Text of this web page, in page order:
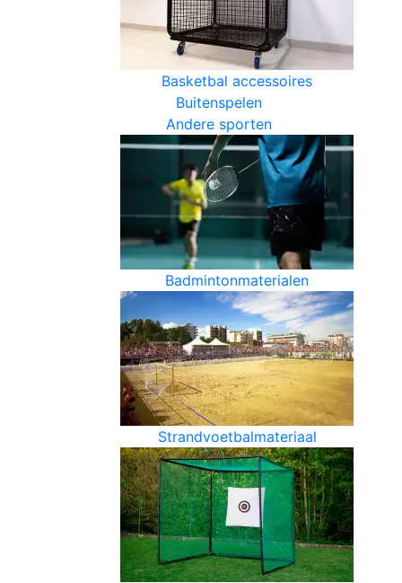
Basketbal accessoires
Buitenspelen
Andere sporten
Badmintonmaterialen
Strandvoetbalmateriaal